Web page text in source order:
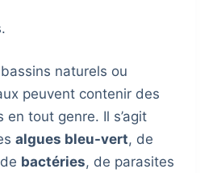
bassins naturels ou
peuvent contenir des
en tout genre. Il s’agit
algues bleu-vert, de
bactéries, de parasites